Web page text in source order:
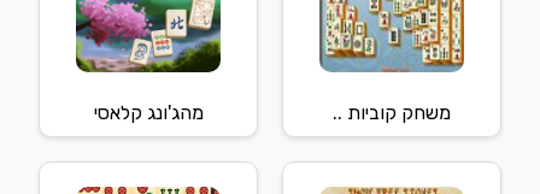
משחק קוביות .. מהג'ונג קלאסי